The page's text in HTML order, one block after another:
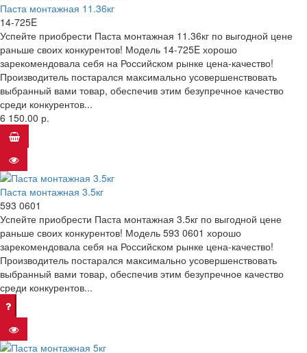
Паста монтажная 11.36кг
14-725E
Успейте приобрести Паста монтажная 11.36кг по выгодной цене
раньше своих конкурентов! Модель 14-725E хорошо
зарекомендовала себя на Российском рынке цена-качество!
Производитель постарался максимально усовершенствовать
выбранный вами товар, обеспечив этим безупречное качество
среди конкурентов...
6 150.00 р.
Паста монтажная 3.5кг
593 0601
Успейте приобрести Паста монтажная 3.5кг по выгодной цене
раньше своих конкурентов! Модель 593 0601 хорошо
зарекомендовала себя на Российском рынке цена-качество!
Производитель постарался максимально усовершенствовать
выбранный вами товар, обеспечив этим безупречное качество
среди конкурентов...